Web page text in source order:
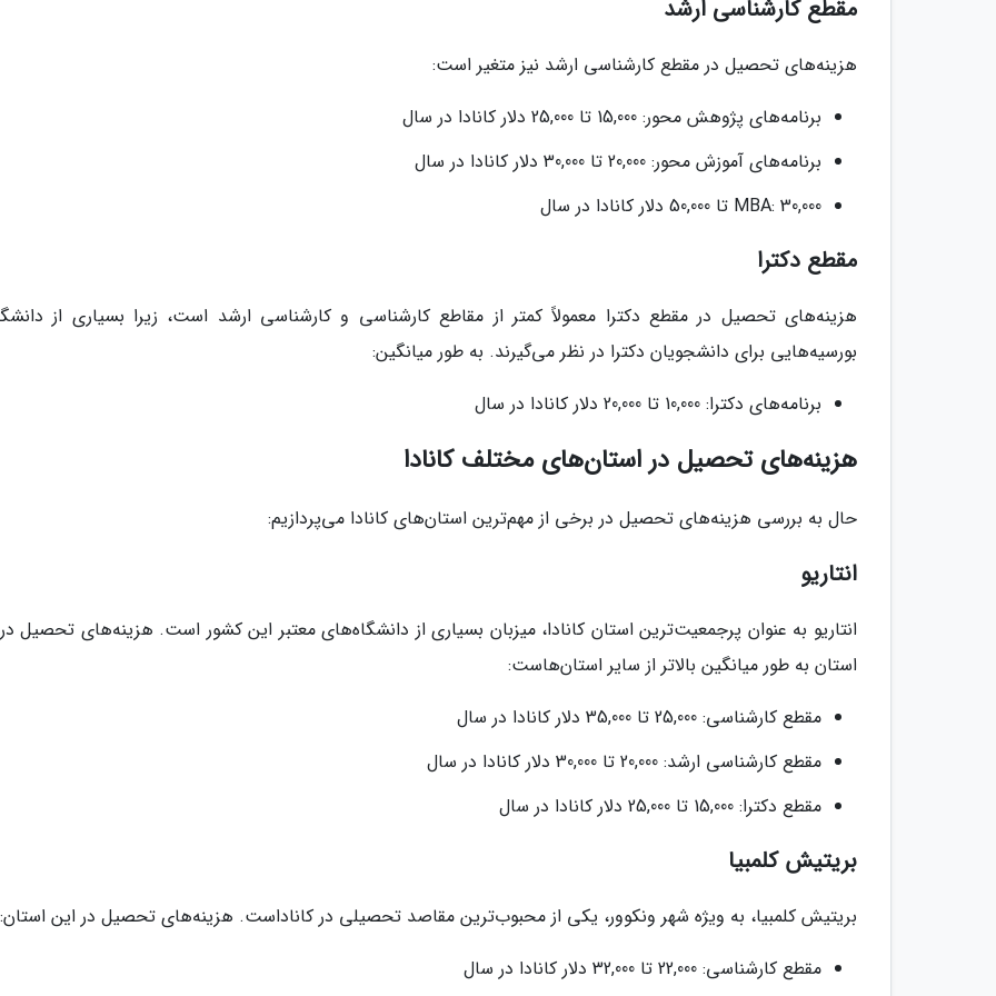
مقطع کارشناسی ارشد
هزینه‌های تحصیل در مقطع کارشناسی ارشد نیز متغیر است:
برنامه‌های پژوهش محور: 15,000 تا 25,000 دلار کانادا در سال
برنامه‌های آموزش محور: 20,000 تا 30,000 دلار کانادا در سال
MBA: 30,000 تا 50,000 دلار کانادا در سال
مقطع دکترا
هزینه‌های تحصیل در مقطع دکترا معمولاً کمتر از مقاطع کارشناسی و کارشناسی ارشد است، زیرا بسیاری از
بورسیه‌هایی برای دانشجویان دکترا در نظر می‌گیرند. به طور میانگین:
برنامه‌های دکترا: 10,000 تا 20,000 دلار کانادا در سال
هزینه‌های تحصیل در استان‌های مختلف کانادا
حال به بررسی هزینه‌های تحصیل در برخی از مهم‌ترین استان‌های کانادا می‌پردازیم:
انتاریو
انتاریو به عنوان پرجمعیت‌ترین استان کانادا، میزبان بسیاری از دانشگاه‌های معتبر این کشور است. هزینه‌های تحصیل
استان به طور میانگین بالاتر از سایر استان‌هاست:
مقطع کارشناسی: 25,000 تا 35,000 دلار کانادا در سال
مقطع کارشناسی ارشد: 20,000 تا 30,000 دلار کانادا در سال
مقطع دکترا: 15,000 تا 25,000 دلار کانادا در سال
بریتیش کلمبیا
بریتیش کلمبیا، به ویژه شهر ونکوور، یکی از محبوب‌ترین مقاصد تحصیلی در کاناداست. هزینه‌های تحصیل در این استان:
مقطع کارشناسی: 22,000 تا 32,000 دلار کانادا در سال